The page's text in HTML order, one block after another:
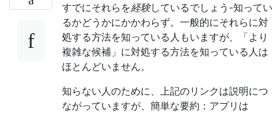
すでにそれらを経験しているでしょう-知ってい
るかどうかにかかわらず。一般的にそれらに対
処する方法を知っている人もいますが、「より
複雑な候補」に対処する方法を知っている人は
ほとんどいません。
知らない人のために、上記のリンクは説明につ
ながっていますが、簡単な要約：アプリは